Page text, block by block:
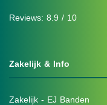
Reviews: 8.9 / 10
Zakelijk & Info
Zakelijk - EJ Banden